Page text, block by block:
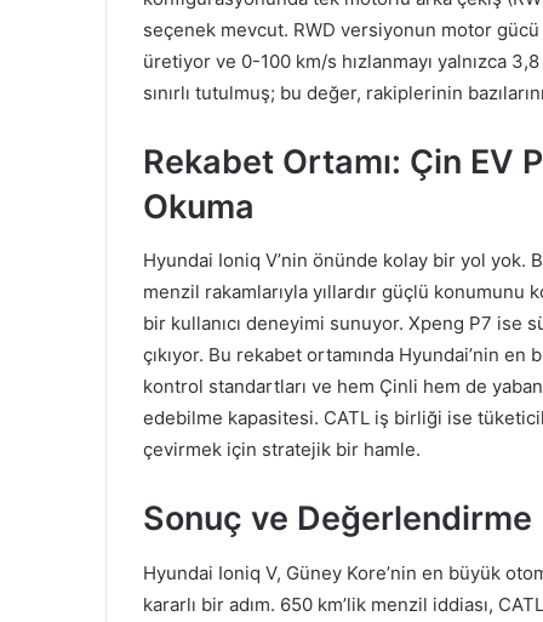
seçenek mevcut. RWD versiyonun motor
üretiyor ve 0-100 km/s hızlanmayı yalnızca
sınırlı tutulmuş; bu değer, rakiplerinin
Rekabet Ortamı: Çin EV
Okuma
Hyundai Ioniq V’nin önünde kolay bir yol yok.
menzil rakamlarıyla yıllardır güçlü konumunu
bir kullanıcı deneyimi sunuyor. Xpeng P7 ise
çıkıyor. Bu rekabet ortamında Hyundai’nin
kontrol standartları ve hem Çinli hem de
edebilme kapasitesi. CATL iş birliği ise
çevirmek için stratejik bir hamle.
Sonuç ve Değerlendirme
Hyundai Ioniq V, Güney Kore’nin en büyük
kararlı bir adım. 650 km’lik menzil iddiası,